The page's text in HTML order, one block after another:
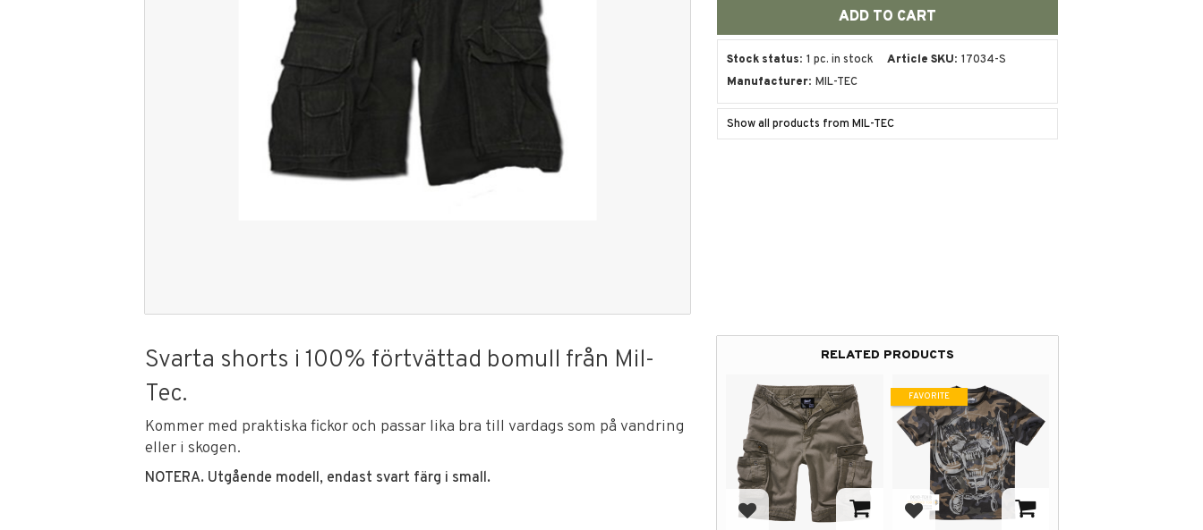
Stock status 1 pc. in stock Article SKU 17034-S
Manufacturer MIL-TEC
Show all products from MIL-TEC
Svarta shorts i 100% förtvättad bomull från Mil-
Tec.
Kommer med praktiska fickor och passar lika bra till vardags som på vandring
eller i skogen.
NOTERA. Utgående modell, endast svart färg i small.
RELATED PRODUCTS
Add to favorites Add to favorites
FAVORITE